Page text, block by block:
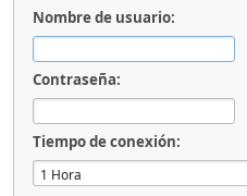
Nombre de usuario:
Contraseña:
Tiempo de conexión: